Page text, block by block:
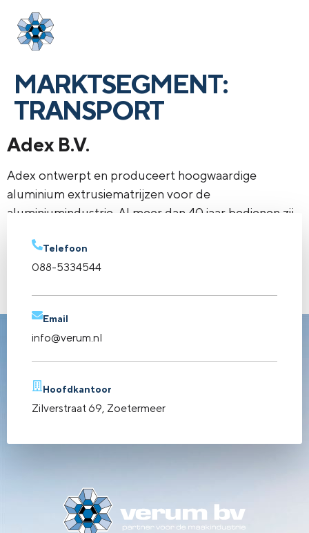
MARKTSEGMENT:
TRANSPORT
Adex B.V.
Adex ontwerpt en produceert hoogwaardige
aluminium extrusiematrijzen voor de
aluminiumindustrie. Al meer dan 40 jaar bedienen zij
zoals de automobiel-, transport-, spoorweg-, bouw-
en ruimtevaartindustrie.
Telefoon
088-5334544
Email
info@verum.nl
Hoofdkantoor
Zilverstraat 69, Zoetermeer